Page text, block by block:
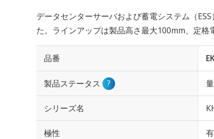
データセンターサーバおよび蓄電システム（
た。ラインアップは製品高さ最大100mm、定格
品番
製品ステータス ?
シリーズ名
極性